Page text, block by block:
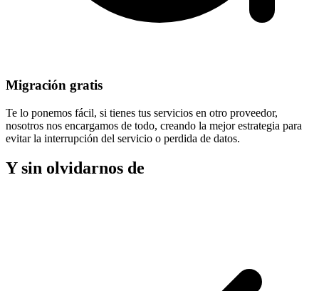
Migración gratis
Te lo ponemos fácil, si tienes tus servicios en otro proveedor,
nosotros nos encargamos de todo, creando la mejor estrategia para
evitar la interrupción del servicio o perdida de datos.
Y sin olvidarnos de